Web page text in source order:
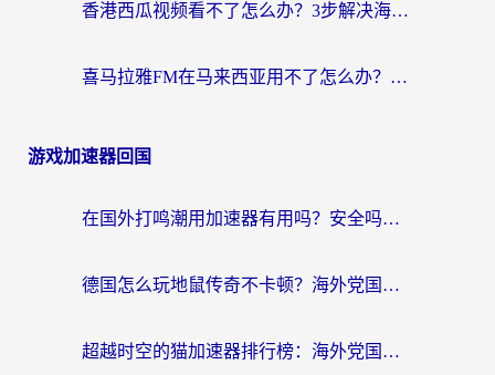
香港西瓜视频看不了怎么办？3步解决海外追剧难题，附靠谱加速器推荐
喜马拉雅FM在马来西亚用不了怎么办？海外华人亲测有效的回国加速指南
游戏加速器回国
在国外打鸣潮用加速器有用吗？安全吗？海外玩家国服游戏加速全指南
德国怎么玩地鼠传奇不卡顿？海外党国服游戏加速全攻略（含战双EVE实用指南）
超越时空的猫加速器排行榜：海外党国服游戏不卡顿的终极选择指南